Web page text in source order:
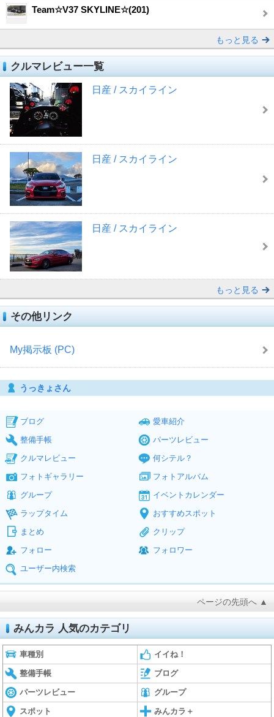
Team☆V37 SKYLINE☆(201)
もっと見る
クルマレビュー一覧
日産 / スカイライン
日産 / スカイライン
日産 / スカイライン
もっと見る
その他リンク
My掲示板 (PC)
うっきょさん
ブログ
愛車紹介
整備手帳
パーツレビュー
クルマレビュー
何シテル？
フォトギャラリー
フォトアルバム
グループ
イベントカレンダー
ラップタイム
おすすめスポット
まとめ
クリップ
フォロー
フォロワー
ユーザー内検索
ページの先頭へ ▲
みんカラ 人気のカテゴリ
車種別 イイね！
整備手帳 ブログ
パーツレビュー グループ
スポット みんカラ＋